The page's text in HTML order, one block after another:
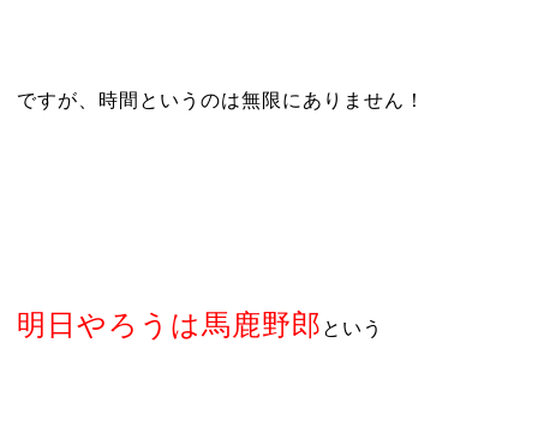
ですが、時間というのは無限にありません！
明日やろうは馬鹿野郎 という